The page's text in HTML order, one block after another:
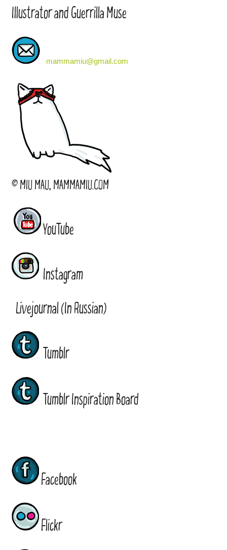
Illustrator and Guerrilla Muse
mammamiu@gmail.com
© MIU MAU, MAMMAMIU.COM
YouTube
Instagram
Livejournal (In Russian)
Tumblr
Tumblr Inspiration Board
Facebook
Flickr